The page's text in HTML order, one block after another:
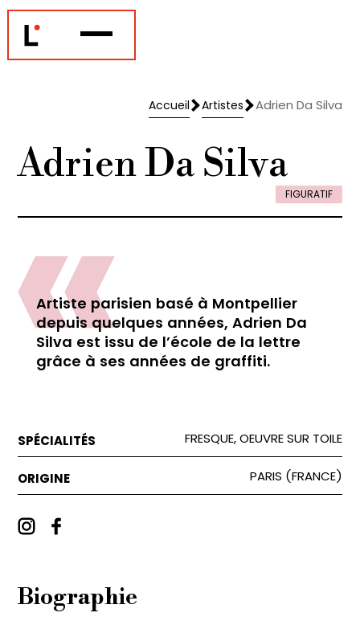
Accueil
Accueil
Artistes
Artistes
Adrien Da Silva
Adrien Da Silva
FIGURATIF
Artiste parisien basé à Montpellier
depuis quelques années, Adrien Da
Silva est issu de l’école de la lettre
grâce à ses années de graffiti.
SPÉCIALITÉS FRESQUE, OEUVRE SUR TOILE
ORIGINE PARIS (FRANCE)
Biographie